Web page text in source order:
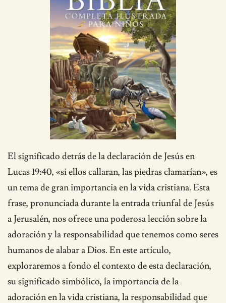
El significado detrás de la declaración de Jesús en
Lucas 19:40, «si ellos callaran, las piedras clamarían», es
un tema de gran importancia en la vida cristiana. Esta
frase, pronunciada durante la entrada triunfal de Jesús
a Jerusalén, nos ofrece una poderosa lección sobre la
adoración y la responsabilidad que tenemos como seres
humanos de alabar a Dios. En este artículo,
exploraremos a fondo el contexto de esta declaración,
su significado simbólico, la importancia de la
adoración en la vida cristiana, la responsabilidad que